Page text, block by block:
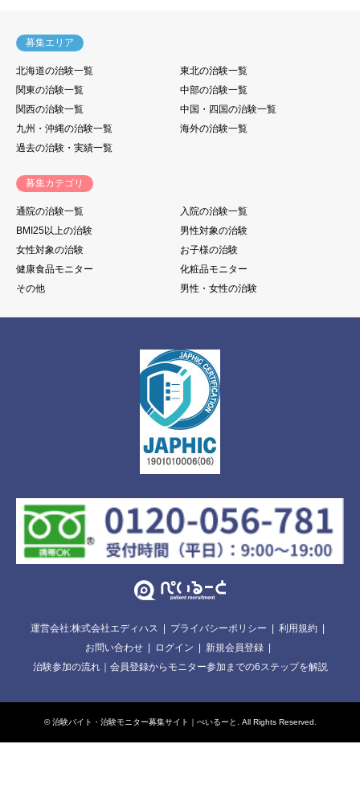
募集エリア
北海道の治験一覧
東北の治験一覧
関東の治験一覧
中部の治験一覧
関西の治験一覧
中国・四国の治験一覧
九州・沖縄の治験一覧
海外の治験一覧
過去の治験・実績一覧
募集カテゴリ
通院の治験一覧
入院の治験一覧
BMI25以上の治験
男性対象の治験
女性対象の治験
お子様の治験
健康食品モニター
化粧品モニター
その他
男性・女性の治験
運営会社:株式会社エディハス プライバシーポリシー
利用規約
お問い合わせ
ログイン
新規会員登録
治験参加の流れ｜会員登録からモニター参加までの6ステップを解説
©治験バイト・治験モニター募集サイト｜ぺいるーと . All Rights Reserved.